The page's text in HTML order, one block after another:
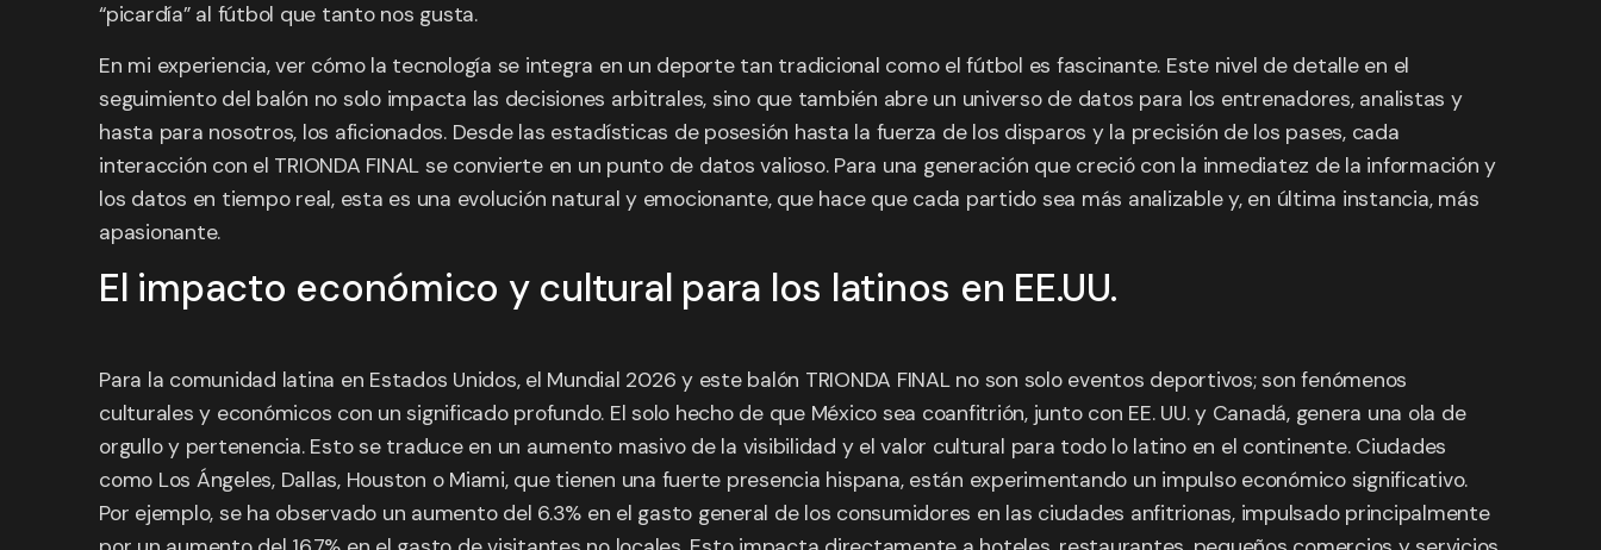
“picardía” al fútbol que tanto nos gusta.
En mi experiencia, ver cómo la tecnología se integra en un deporte tan tradicional como el fútbol es fascinante. Este nivel de detalle en el
seguimiento del balón no solo impacta las decisiones arbitrales, sino que también abre un universo de datos para los entrenadores, analistas y
hasta para nosotros, los aficionados. Desde las estadísticas de posesión hasta la fuerza de los disparos y la precisión de los pases, cada
interacción con el TRIONDA FINAL se convierte en un punto de datos valioso. Para una generación que creció con la inmediatez de la información y
los datos en tiempo real, esta es una evolución natural y emocionante, que hace que cada partido sea más analizable y, en última instancia, más
apasionante.
El impacto económico y cultural para los latinos en EE.UU.
Para la comunidad latina en Estados Unidos, el Mundial 2026 y este balón TRIONDA FINAL no son solo eventos deportivos; son fenómenos
culturales y económicos con un significado profundo. El solo hecho de que México sea coanfitrión, junto con EE. UU. y Canadá, genera una ola de
orgullo y pertenencia. Esto se traduce en un aumento masivo de la visibilidad y el valor cultural para todo lo latino en el continente. Ciudades
como Los Ángeles, Dallas, Houston o Miami, que tienen una fuerte presencia hispana, están experimentando un impulso económico significativo.
Por ejemplo, se ha observado un aumento del 6.3% en el gasto general de los consumidores en las ciudades anfitrionas, impulsado principalmente